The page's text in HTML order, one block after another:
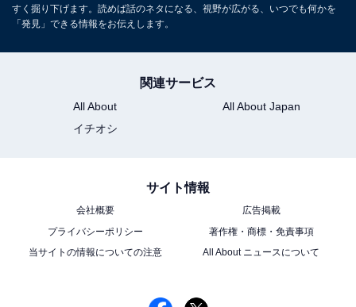
すく掘り下げます。読めば話のネタになる、視野が広がる、いつでも何かを
「発見」できる情報をお伝えします。
関連サービス
All About
All About Japan
イチオシ
サイト情報
会社概要
広告掲載
プライバシーポリシー
著作権・商標・免責事項
当サイトの情報についての注意
All About ニュースについて